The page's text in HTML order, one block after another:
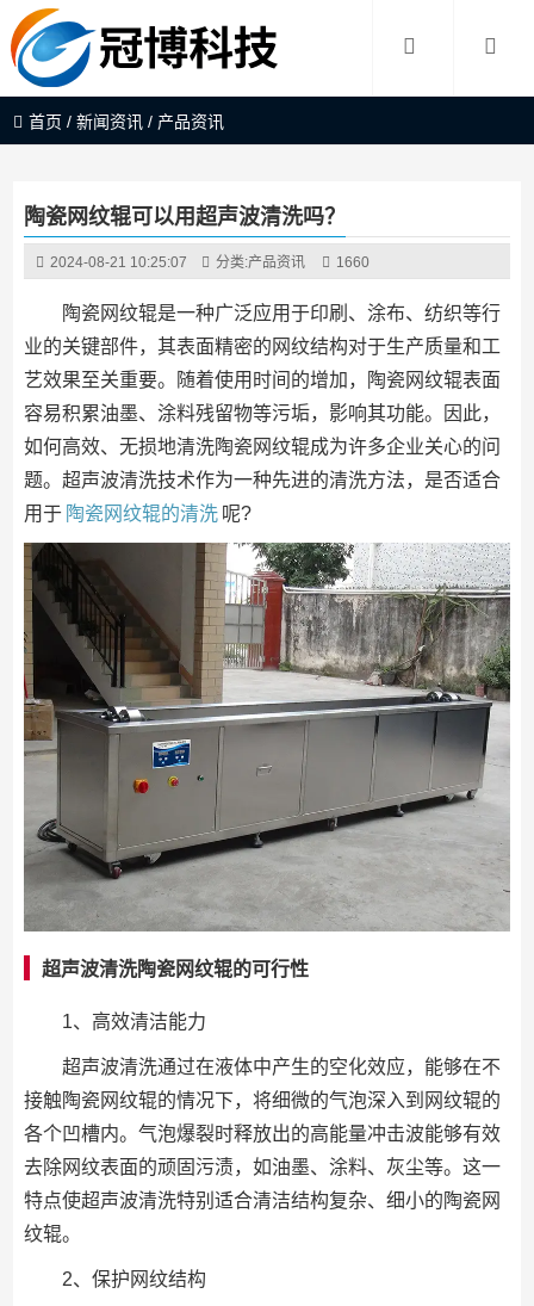
首页 /新闻资讯 / 产品资讯
陶瓷网纹辊可以用超声波清洗吗？
2024-08-21 10:25:07 分类:产品资讯 1660
陶瓷网纹辊是一种广泛应用于印刷、涂布、纺织等行
业的关键部件，其表面精密的网纹结构对于生产质量和工
艺效果至关重要。随着使用时间的增加，陶瓷网纹辊表面
容易积累油墨、涂料残留物等污垢，影响其功能。因此，
如何高效、无损地清洗陶瓷网纹辊成为许多企业关心的问
题。超声波清洗技术作为一种先进的清洗方法，是否适合
用于 陶瓷网纹辊的清洗 呢?
超声波清洗陶瓷网纹辊的可行性
1、高效清洁能力
超声波清洗通过在液体中产生的空化效应，能够在不
接触陶瓷网纹辊的情况下，将细微的气泡深入到网纹辊的
各个凹槽内。气泡爆裂时释放出的高能量冲击波能够有效
去除网纹表面的顽固污渍，如油墨、涂料、灰尘等。这一
特点使超声波清洗特别适合清洁结构复杂、细小的陶瓷网
纹辊。
2、保护网纹结构